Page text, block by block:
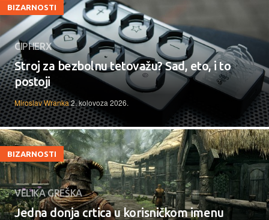
BIZARNOSTI
CIPHERX
Stroj za bezbolnu tetovažu? Sad, eto, i to
postoji
Miroslav Wranka 2. kolovoza 2026.
BIZARNOSTI
VELIKA GREŠKA
Jedna donja crtica u korisničkom imenu